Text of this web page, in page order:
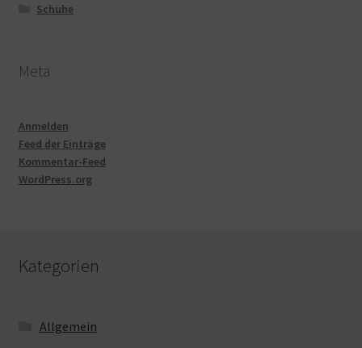
Schuhe
Meta
Anmelden
Feed der Einträge
Kommentar-Feed
WordPress.org
Kategorien
Allgemein